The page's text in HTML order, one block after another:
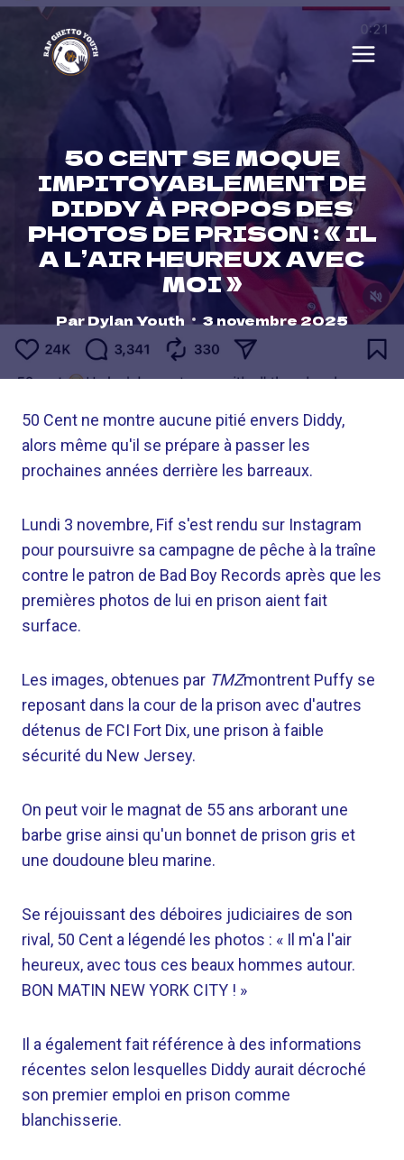
Skip
content
50 CENT SE MOQUE
IMPITOYABLEMENT DE
DIDDY À PROPOS DES
PHOTOS DE PRISON : « IL
A L’AIR HEUREUX AVEC
MOI »
ParDylan Youth 3 novembre 2025
50 Cent ne montre aucune pitié envers Diddy,
alors même qu'il se prépare à passer les
prochaines années derrière les barreaux.
Lundi 3 novembre, Fif s'est rendu sur Instagram
pour poursuivre sa campagne de pêche à la traîne
contre le patron de Bad Boy Records après que les
premières photos de lui en prison aient fait
surface.
Les images, obtenues par TMZmontrent Puffy se
reposant dans la cour de la prison avec d'autres
détenus de FCI Fort Dix, une prison à faible
sécurité du New Jersey.
On peut voir le magnat de 55 ans arborant une
barbe grise ainsi qu'un bonnet de prison gris et
une doudoune bleu marine.
Se réjouissant des déboires judiciaires de son
rival, 50 Cent a légendé les photos : « Il m'a l'air
heureux, avec tous ces beaux hommes autour.
BON MATIN NEW YORK CITY ! »
Il a également fait référence à des informations
récentes selon lesquelles Diddy aurait décroché
son premier emploi en prison comme
blanchisserie.